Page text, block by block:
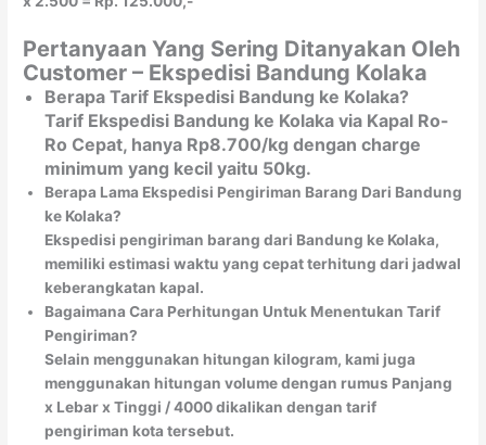
Pertanyaan Yang Sering Ditanyakan Oleh
Customer – Ekspedisi Bandung Kolaka
Berapa Tarif Ekspedisi Bandung ke Kolaka?
Tarif Ekspedisi Bandung ke Kolaka via Kapal Ro-
Ro Cepat, hanya Rp8.700/kg dengan charge
minimum yang kecil yaitu 50kg.
Berapa Lama Ekspedisi Pengiriman Barang Dari Bandung
ke Kolaka?
Ekspedisi pengiriman barang dari Bandung ke Kolaka,
memiliki estimasi waktu yang cepat terhitung dari jadwal
keberangkatan kapal.
Bagaimana Cara Perhitungan Untuk Menentukan Tarif
Pengiriman?
Selain menggunakan hitungan kilogram, kami juga
menggunakan hitungan volume dengan rumus Panjang
x Lebar x Tinggi / 4000 dikalikan dengan tarif
pengiriman kota tersebut.